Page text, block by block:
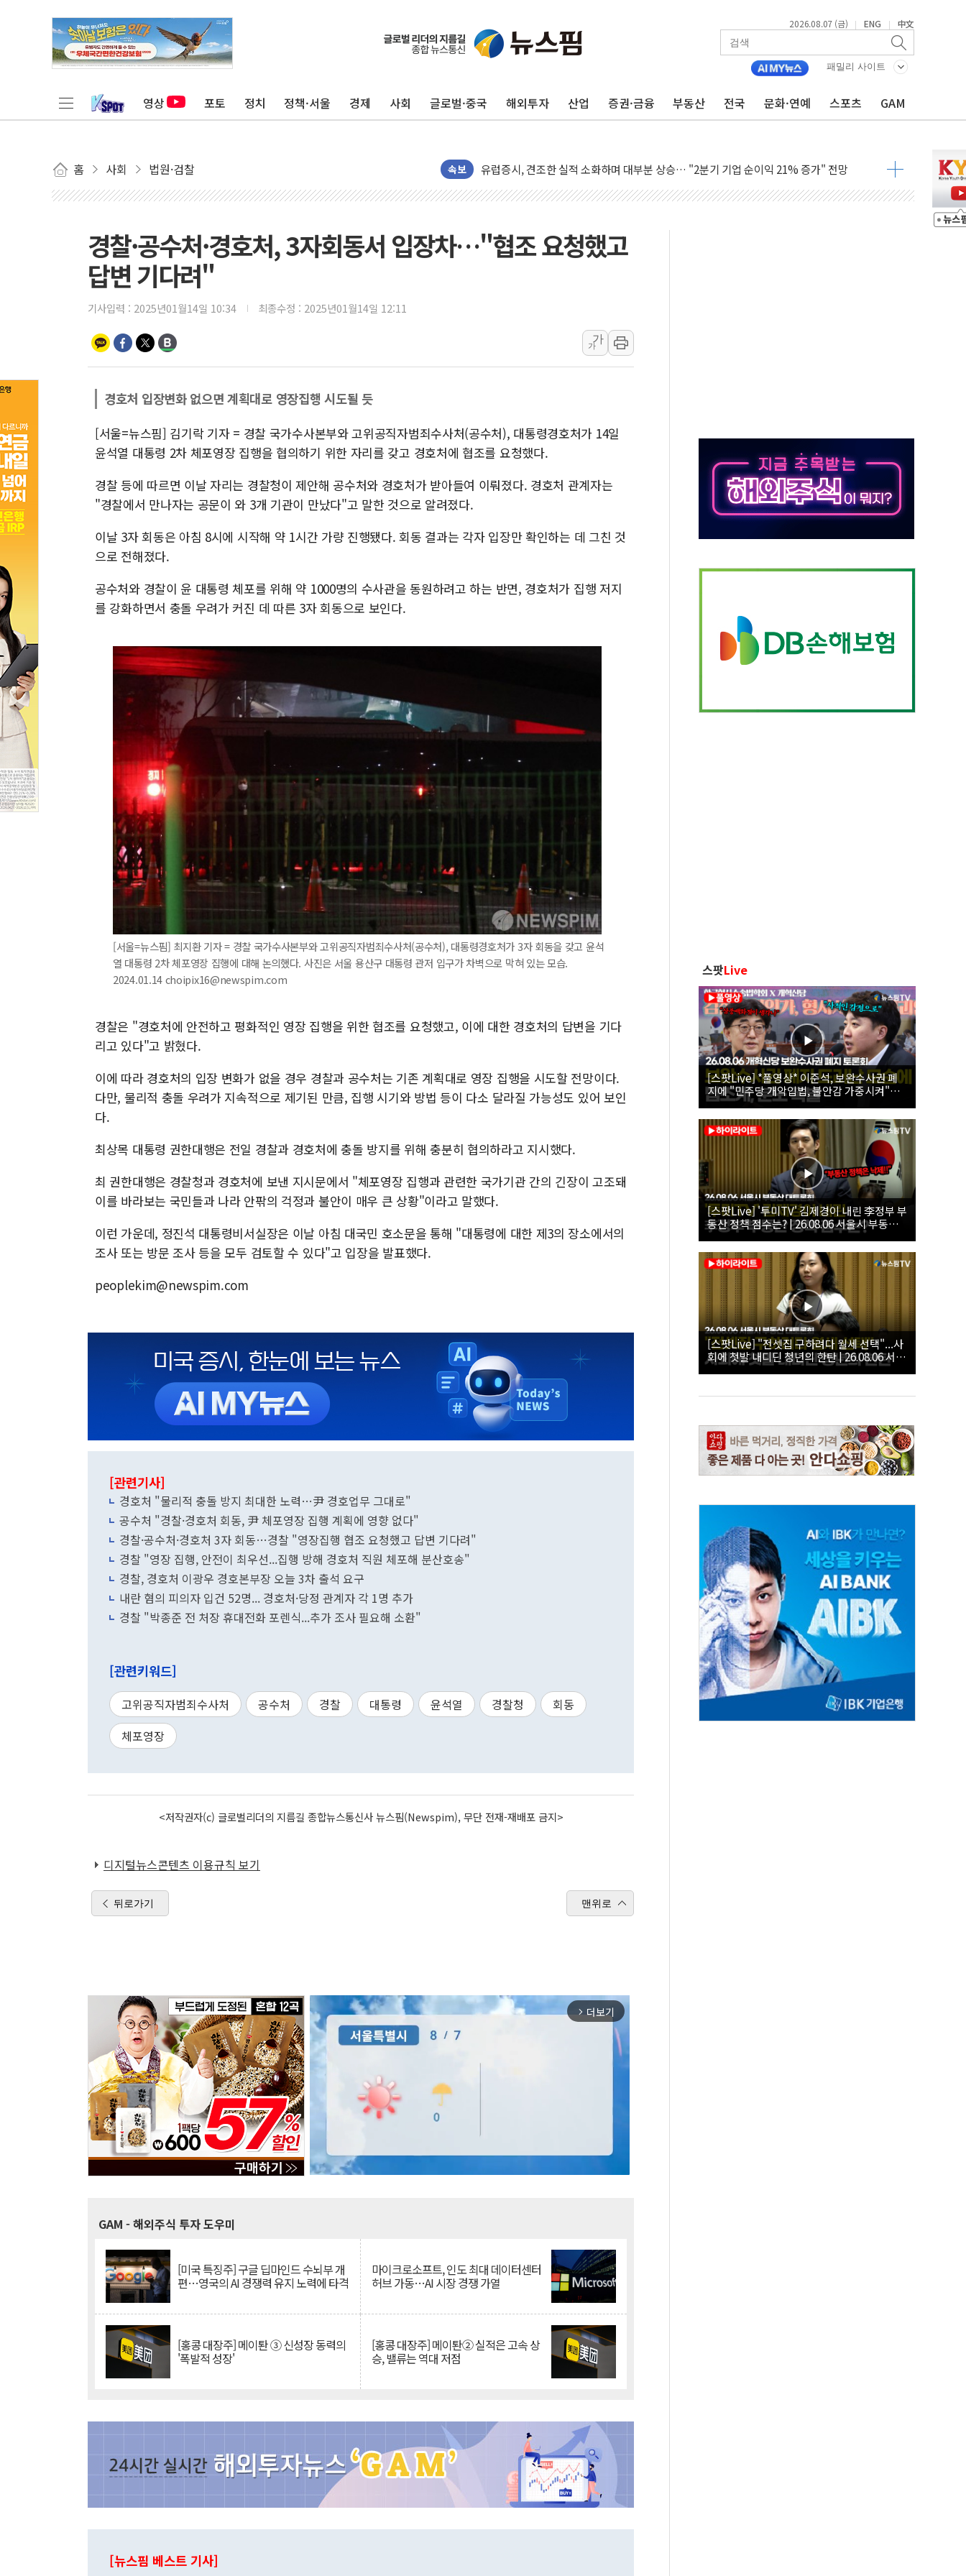
2026.08.07 (금) | ENG | 中文
패밀리 사이트
영상 포토 정치 정책·서울 경제 사회 글로벌·중국 해외투자 산업 증권·금융 부동산 전국 문화·연예 스포츠 GAM
홈 사회 법원·검찰 속보
이란, 오만과 호르무즈 해협 재개방 합의 막바지.."美와 직접 협상 없어"
[민주 당권주자 일정] 송영길·정청래·김민석 후보 - 8월 7일
李대통령, 오늘 부동산 정책 점검 2차 회의…주택 공급 대책 막바지 조율할 듯
[오늘의 국회일정] 상임위·세미나·기자회견·주요 정당 - 8월 7일
리투아니아 국방 "러, 우크라 드론으로 나토 회원국 공격 검토… 거짓 깃발 작전"
구광모, 내주 실리콘밸리서 젠슨 황 재회…로봇·AI 데이터센터·모빌리티 구체화
김정관 장관 "영업이익 N% 성과급 반대…상법·자본시장법 개정 논의"
뉴욕증시 프리뷰, 미 주가선물 AI주 차익실현 속 혼조세...웨스턴디지털·샌디스크↓
러, 1인칭시점 드론으로 우크라 민간인 '사파리' 공격… 시민들 공포감 극대화 전략
[베트남 증시] 지수 하락 속 'DGC' 임시 주총 기대감에 홀로 상한가…마진 잔액은 사상 최고
경찰·공수처·경호처, 3자회동서 입장차…"협조 요청했고
답변 기다려"
기사입력 : 2025년01월14일 10:34 최종수정 : 2025년01월14일 12:11
가
가
경호처 입장변화 없으면 계획대로 영장집행 시도될 듯
[서울=뉴스핌] 김기락 기자 = 경찰 국가수사본부와 고위공직자범죄수사처(공수처), 대통령경호처가 14일
윤석열 대통령 2차 체포영장 집행을 협의하기 위한 자리를 갖고 경호처에 협조를 요청했다.
경찰 등에 따르면 이날 자리는 경찰청이 제안해 공수처와 경호처가 받아들여 이뤄졌다. 경호처 관계자는
"경찰에서 만나자는 공문이 와 3개 기관이 만났다"고 말한 것으로 알려졌다.
이날 3자 회동은 아침 8시에 시작해 약 1시간 가량 진행됐다. 회동 결과는 각자 입장만 확인하는 데 그친 것
으로 전해졌다.
공수처와 경찰이 윤 대통령 체포를 위해 약 1000명의 수사관을 동원하려고 하는 반면, 경호처가 집행 저지
를 강화하면서 충돌 우려가 커진 데 따른 3자 회동으로 보인다.
[서울=뉴스핌] 최지환 기자 = 경찰 국가수사본부와 고위공직자범죄수사처(공수처), 대통령경호처가 3자 회동을 갖고 윤석
열 대통령 2차 체포영장 집행에 대해 논의했다. 사진은 서울 용산구 대통령 관저 입구가 차벽으로 막혀 있는 모습.
2024.01.14 choipix16@newspim.com
경찰은 "경호처에 안전하고 평화적인 영장 집행을 위한 협조를 요청했고, 이에 대한 경호처의 답변을 기다
리고 있다"고 밝혔다.
이에 따라 경호처의 입장 변화가 없을 경우 경찰과 공수처는 기존 계획대로 영장 집행을 시도할 전망이다.
다만, 물리적 충돌 우려가 지속적으로 제기된 만큼, 집행 시기와 방법 등이 다소 달라질 가능성도 있어 보인
다.
최상목 대통령 권한대행은 전일 경찰과 경호처에 충돌 방지를 위해 충분히 협의하라고 지시했다.
최 권한대행은 경찰청과 경호처에 보낸 지시문에서 "체포영장 집행과 관련한 국가기관 간의 긴장이 고조돼
이를 바라보는 국민들과 나라 안팎의 걱정과 불안이 매우 큰 상황"이라고 말했다.
이런 가운데, 정진석 대통령비서실장은 이날 아침 대국민 호소문을 통해 "대통령에 대한 제3의 장소에서의
조사 또는 방문 조사 등을 모두 검토할 수 있다"고 입장을 발표했다.
peoplekim@newspim.com
[관련기사]
경호처 "물리적 충돌 방지 최대한 노력…尹 경호업무 그대로"
공수처 "경찰·경호처 회동, 尹 체포영장 집행 계획에 영향 없다"
경찰·공수처·경호처 3자 회동…경찰 "영장집행 협조 요청했고 답변 기다려"
경찰 "영장 집행, 안전이 최우선...집행 방해 경호처 직원 체포해 분산호송"
경찰, 경호처 이광우 경호본부장 오늘 3차 출석 요구
내란 혐의 피의자 입건 52명... 경호처·당정 관계자 각 1명 추가
경찰 "박종준 전 처장 휴대전화 포렌식...추가 조사 필요해 소환"
[관련키워드]
고위공직자범죄수사처 공수처 경찰 대통령 윤석열 경찰청
회동
체포영장
<저작권자(c) 글로벌리더의 지름길 종합뉴스통신사 뉴스핌(Newspim), 무단 전재-재배포 금지>
디지털뉴스콘텐츠 이용규칙 보기
뒤로가기 맨위로
arrow_forward_ios 더보기
GAM - 해외주식 투자 도우미
[미국 특징주] 구글 딥마인드 수뇌부 개
편…영국의 AI 경쟁력 유지 노력에 타격
마이크로소프트, 인도 최대 데이터센터
허브 가동…AI 시장 경쟁 가열
[홍콩 대장주] 메이퇀 ③ 신성장 동력의
'폭발적 성장'
[홍콩 대장주] 메이퇀② 실적은 고속 상
승, 밸류는 역대 저점
[뉴스핌 베스트 기사]
스팟Live
[스팟Live] *풀영상* 이준석, 보완수사권 폐
지에 "민주당 개악입법, 불안감 가중시켜"｜
26.08.06 개혁신당 보완수사권 폐지 토론회
[스팟Live] '투미TV' 김제경이 내린 李정부 부
동산 정책 점수는? | 26.08.06 서울시 부동산
대토론회
[스팟Live] "전셋집 구하려다 월세 선택"...사
회에 첫발 내디딘 청년의 한탄 | 26.08.06 서울
시 부동산 대토론회